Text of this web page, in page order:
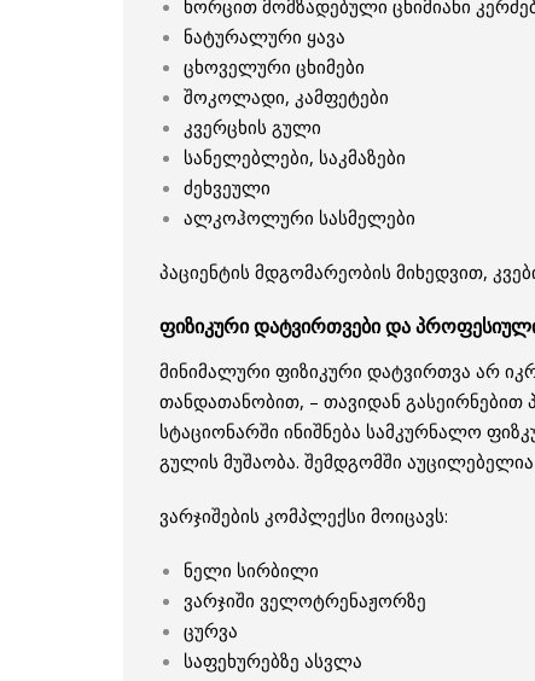
ხორცით მომზადებული ცხიმიანი
ნატურალური ყავა
ცხოველური ცხიმები
შოკოლადი, კამფეტები
კვერცხის გული
სანელებლები, საკმაზები
ძეხვეული
ალკოჰოლური სასმელები
პაციენტის მდგომარეობის მიხედვით,
ფიზიკური დატვირთვები და
მინიმალური ფიზიკური დატვირთვა არ
თანდათანობით, – თავიდან გასეირნებით
სტაციონარში ინიშნება სამკურნალო
გულის მუშაობა. შემდგომში
ვარჯიშების კომპლექსი მოიცავს:
ნელი სირბილი
ვარჯიში ველოტრენაჟორზე
ცურვა
საფეხურებზე ასვლა